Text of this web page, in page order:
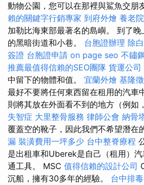
動物公園，您可以在那裡與鯊魚交朋
賴的關鍵字行銷專家 到府外燴 養老院
加勒比海東部最著名的島嶼。 到了
的黑暗街道和小巷。 台胞證辦理 除
簽證 台胞證申請 on page seo 不鏽
推薦最值得信賴的SEO團隊 貨運公司
中留下的物體和值。 宜蘭外燴 基隆
最好不要將任何東西留在租用的汽車
則將其放在外面看不到的地方（例如
失智症 大里整骨服務 律師公會 納骨
覆蓋空的靴子，因此我們不希望潛在
漏 裝潢費用一坪多少 台中整脊療程
是出租車和Uberek是自己（租用）
通工具。 MSC 值得信賴的設計公司
沉船，擁有30多年的經驗。 台中排